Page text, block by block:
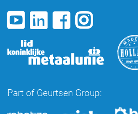
Part of Geurtsen Group: